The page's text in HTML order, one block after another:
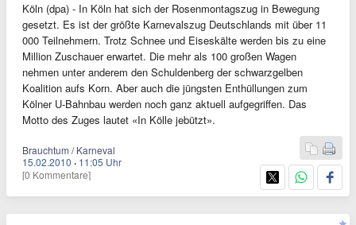
Köln (dpa) - In Köln hat sich der Rosenmontagszug in Bewegung
gesetzt. Es ist der größte Karnevalszug Deutschlands mit über 11
000 Teilnehmern. Trotz Schnee und Eiseskälte werden bis zu eine
Million Zuschauer erwartet. Die mehr als 100 großen Wagen
nehmen unter anderem den Schuldenberg der schwarzgelben
Koalition aufs Korn. Aber auch die jüngsten Enthüllungen zum
Kölner U-Bahnbau werden noch ganz aktuell aufgegriffen. Das
Motto des Zuges lautet «In Kölle jebützt».
Brauchtum / Karneval
15.02.2010 · 11:05 Uhr
[0 Kommentare]